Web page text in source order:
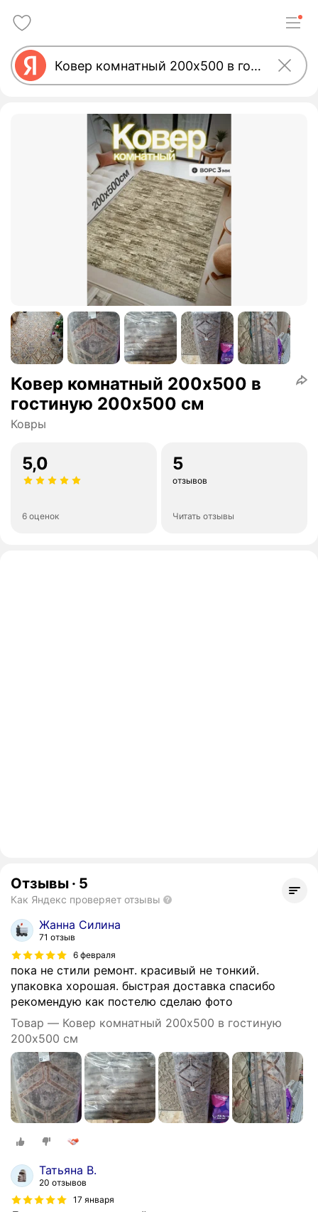
Ковер комнатный 200х500 в
гостиную 200х500 см
Ковры
5,0
6 оценок
5
отзывов
Читать отзывы
Отзывы · 5
Как Яндекс проверяет отзывы
Жанна Силина
71 отзыв
6 февраля
пока не стили ремонт. красивый не тонкий.
упаковка хорошая. быстрая доставка спасибо
рекомендую как постелю сделаю фото
Товар — Ковер комнатный 200х500 в гостиную
200х500 см
Татьяна В.
20 отзывов
17 января